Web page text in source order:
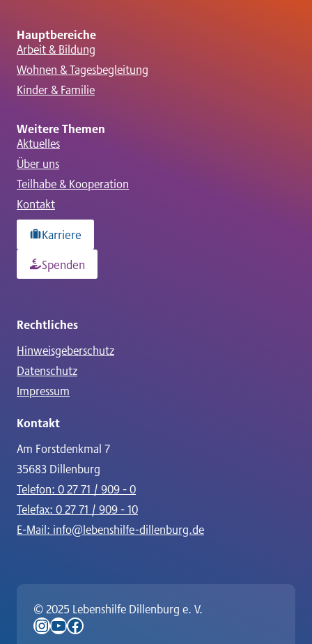
Hauptbereiche
Arbeit & Bildung
Wohnen & Tagesbegleitung
Kinder & Familie
Weitere Themen
Aktuelles
Über uns
Teilhabe & Kooperation
Kontakt
Karriere
Spenden
Rechtliches
Hinweisgeberschutz
Datenschutz
Impressum
Kontakt
Am Forstdenkmal 7
35683 Dillenburg
Telefon: 0 27 71 / 909 - 0
Telefax: 0 27 71 / 909 - 10
E-Mail: info@lebenshilfe-dillenburg.de
© 2025 Lebenshilfe Dillenburg e. V.
Instagram
YouTube
Facebook